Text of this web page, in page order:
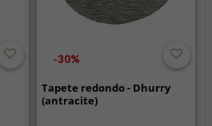
-30%
Tapete redondo - Dhurry
(antracite)